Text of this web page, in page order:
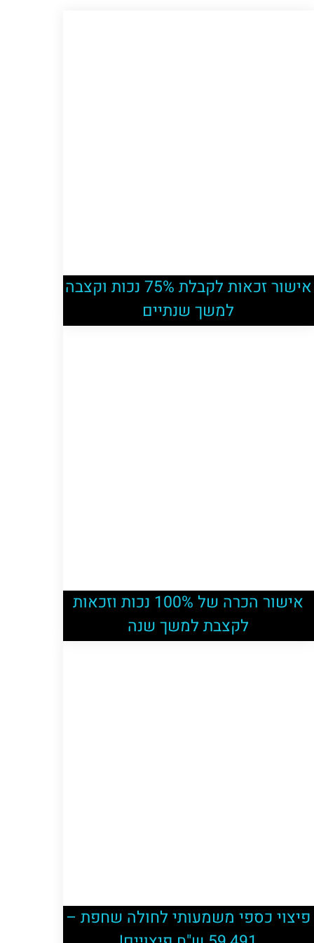
אישור זכאות לקבלת 75% נכות וקצבה
למשך שנתיים
אישור הכרה של 100% נכות וזכאות
לקצבת למשך שנה
פיצוי כספי משמעותי לחולה שחפת –